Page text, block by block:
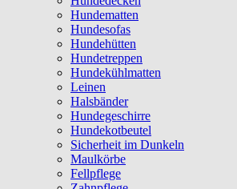
Hundematten
Hundesofas
Hundehütten
Hundetreppen
Hundekühlmatten
Leinen
Halsbänder
Hundegeschirre
Hundekotbeutel
Sicherheit im Dunkeln
Maulkörbe
Fellpflege